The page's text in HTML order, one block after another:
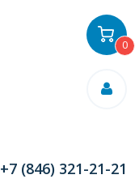
+7 (846) 321-21-21
0